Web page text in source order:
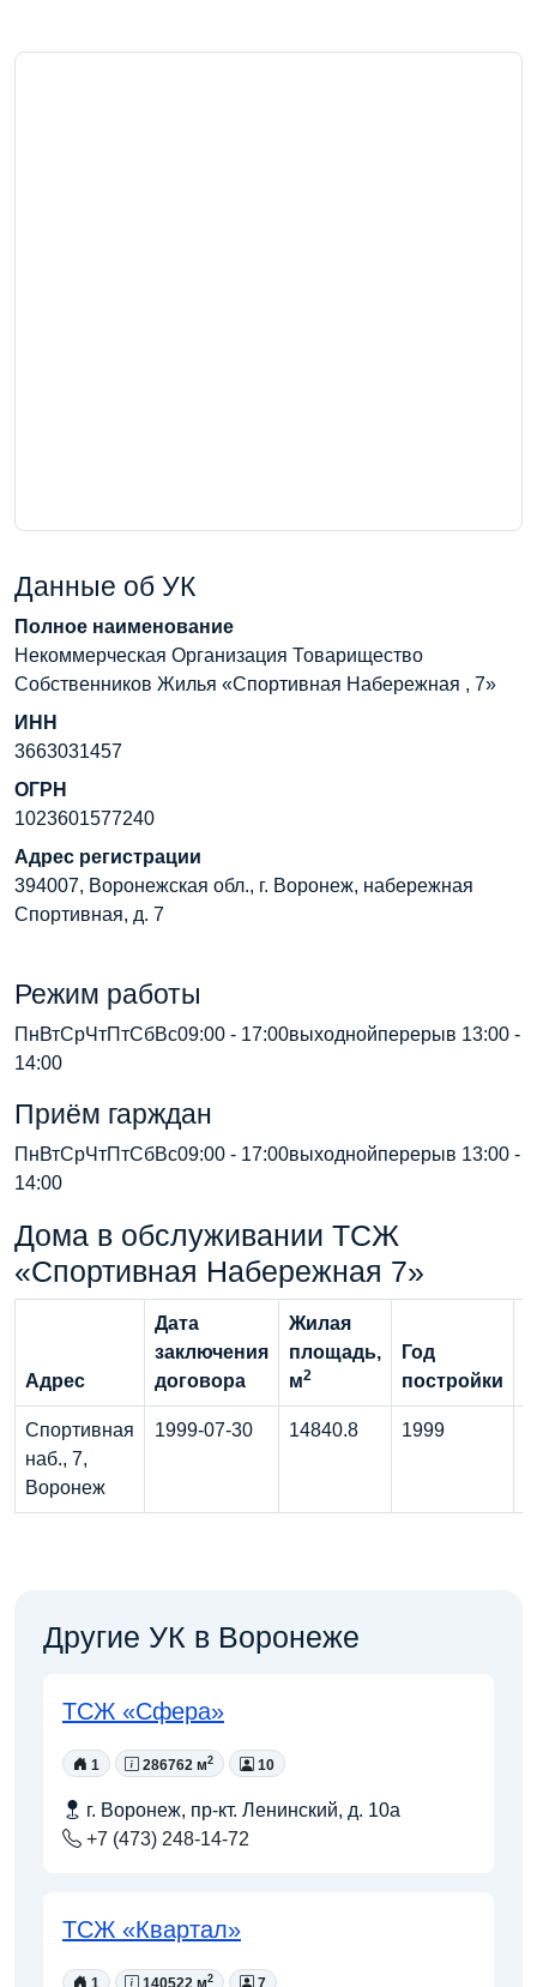
Данные об УК
Полное наименование
Некоммерческая Организация Товарищество
Собственников Жилья «Спортивная Набережная , 7»
ИНН
3663031457
ОГРН
1023601577240
Адрес регистрации
394007, Воронежская обл., г. Воронеж, набережная
Спортивная, д. 7
Режим работы
ПнВтСрЧтПтСбВс09:00 - 17:00выходнойперерыв 13:00 -
14:00
Приём гарждан
ПнВтСрЧтПтСбВс09:00 - 17:00выходнойперерыв 13:00 -
14:00
Дома в обслуживании ТСЖ
«Спортивная Набережная 7»
Адрес
Дата
заключения
договора
Жилая
площадь,
м2
Год
постройки
Спортивная
наб., 7,
Воронеж
1999-07-30 14840.8 1999
Другие УК в Воронеже
ТСЖ «Сфера»
1 286762 м2 10
г. Воронеж, пр-кт. Ленинский, д. 10а
+7 (473) 248-14-72
ТСЖ «Квартал»
1 140522 м2 7